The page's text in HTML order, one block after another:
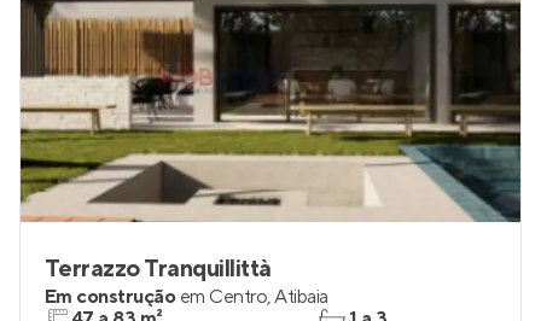
Terrazzo Tranquillittà
Em construção em Centro,Atibaia